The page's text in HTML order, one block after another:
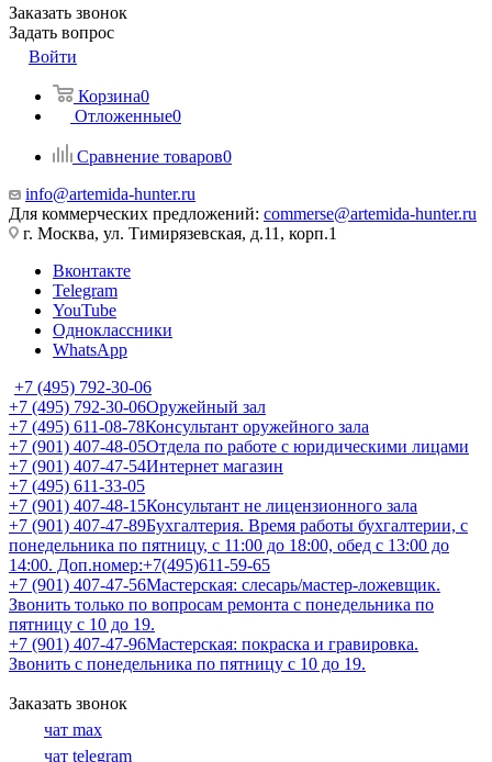
Заказать звонок
Задать вопрос
Войти
Корзина0
Отложенные0
Сравнение товаров0
info@artemida-hunter.ru
Для коммерческих предложений: commerse@artemida-hunter.ru
г. Москва, ул. Тимирязевская, д.11, корп.1
Вконтакте
Telegram
YouTube
Одноклассники
WhatsApp
+7 (495) 792-30-06
+7 (495) 792-30-06Оружейный зал
+7 (495) 611-08-78Консультант оружейного зала
+7 (901) 407-48-05Отдела по работе с юридическими лицами
+7 (901) 407-47-54Интернет магазин
+7 (495) 611-33-05
+7 (901) 407-48-15Консультант не лицензионного зала
+7 (901) 407-47-89Бухгалтерия. Время работы бухгалтерии, с
понедельника по пятницу, с 11:00 до 18:00, обед с 13:00 до
14:00. Доп.номер:+7(495)611-59-65
+7 (901) 407-47-56Мастерская: слесарь/мастер-ложевщик.
Звонить только по вопросам ремонта с понедельника по
пятницу с 10 до 19.
+7 (901) 407-47-96Мастерская: покраска и гравировка.
Звонить с понедельника по пятницу с 10 до 19.
Заказать звонок
чат max
чат telegram